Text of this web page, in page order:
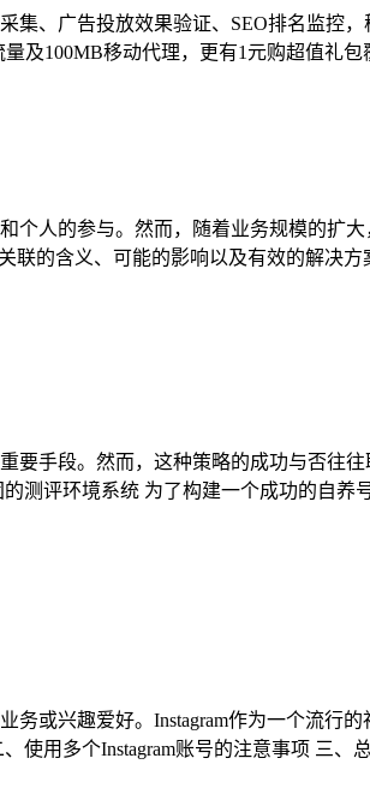
、广告投放效果验证、SEO排名监控
及100MB移动代理，更有1元购超值礼
人的参与。然而，随着业务规模的扩
的含义、可能的影响以及有效的解决
手段。然而，这种策略的成功与否往
测评环境系统 为了构建一个成功的自
或兴趣爱好。Instagram作为一个流行
使用多个Instagram账号的注意事项 三